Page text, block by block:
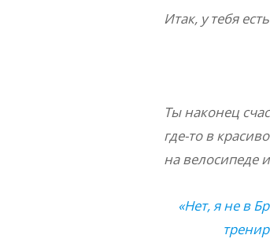
Итак, у тебя
Ты наконец
где-то в
на велосипеде
«Нет, я не в